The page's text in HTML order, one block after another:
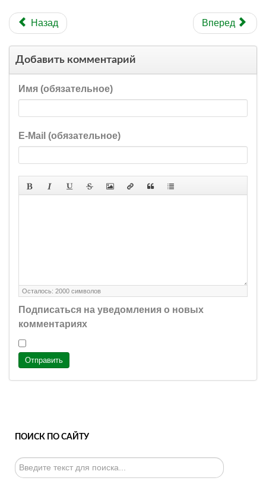
Назад Вперед
Добавить комментарий
Имя (обязательное)
E-Mail (обязательное)
Осталось: 2000 символов
Подписаться на уведомления о новых
комментариях
Отправить
ПОИСК ПО САЙТУ
Искать...